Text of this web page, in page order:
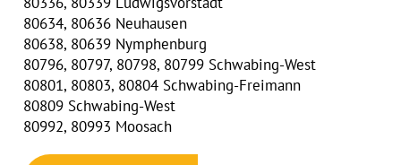
80634, 80636 Neuhausen
80638, 80639 Nymphenburg
80796, 80797, 80798, 80799 Schwabing-West
80801, 80803, 80804 Schwabing-Freimann
80809 Schwabing-West
80992, 80993 Moosach